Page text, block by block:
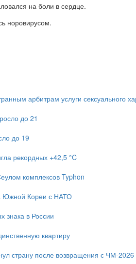
на боли в сердце.
норовирусом.
арбитрам услуги сексуального
до 21
до 19
рекордных +42,5 °C
комплексов Typhon
Южной Кореи с НАТО
знака в России
квартиру
страну после возвращения с ЧМ-2026